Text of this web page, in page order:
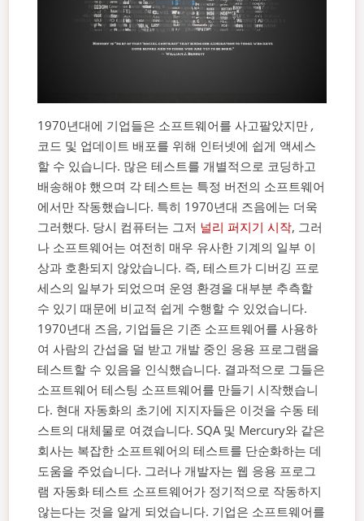
1970년대에 기업들은 소프트웨어를 사고팔았지만 ,
코드 및 업데이트 배포를 위해 인터넷에 쉽게 액세스
할 수 있습니다. 많은 테스트를 개별적으로 코딩하고
배송해야 했으며 각 테스트는 특정 버전의 소프트웨어
에서만 작동했습니다. 특히 1970년대 즈음에는 더욱
그러했다. 당시 컴퓨터는 그저 널리 퍼지기 시작, 그러
나 소프트웨어는 여전히 매우 유사한 기계의 일부 이
상과 호환되지 않았습니다. 즉, 테스트가 디버깅 프로
세스의 일부가 되었으며 운영 환경을 대부분 추측할
수 있기 때문에 비교적 쉽게 수행할 수 있었습니다.
1970년대 즈음, 기업들은 기존 소프트웨어를 사용하
여 사람의 간섭을 덜 받고 개발 중인 응용 프로그램을
테스트할 수 있음을 인식했습니다. 결과적으로 그들은
소프트웨어 테스팅 소프트웨어를 만들기 시작했습니
다. 현대 자동화의 초기에 지지자들은 이것을 수동 테
스트의 대체물로 여겼습니다. SQA 및 Mercury와 같은
회사는 복잡한 소프트웨어의 테스트를 단순화하는 데
도움을 주었습니다. 그러나 개발자는 웹 응용 프로그
램 자동화 테스트 소프트웨어가 정기적으로 작동하지
않는다는 것을 알게 되었습니다. 기업은 소프트웨어를